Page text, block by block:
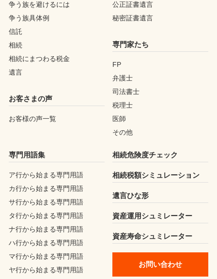
争う族を避けるには
争う族具体例
信託
相続
相続にまつわる税金
遺言
お客さまの声
お客様の声一覧
公正証書遺言
秘密証書遺言
専門家たち
FP
弁護士
司法書士
税理士
医師
その他
専門用語集
ア行から始まる専門用語
カ行から始まる専門用語
サ行から始まる専門用語
タ行から始まる専門用語
ナ行から始まる専門用語
ハ行から始まる専門用語
マ行から始まる専門用語
ヤ行から始まる専門用語
相続危険度チェック
相続税額シミュレーション
遺言ひな形
資産運用シュミレーター
資産寿命シュミレーター
お問い合わせ